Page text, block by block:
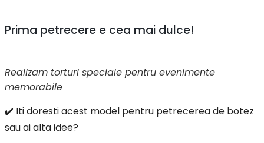
Prima petrecere e cea mai dulce!
Realizam torturi speciale pentru evenimente
memorabile
✔️ Iti doresti acest model pentru petrecerea de botez
sau ai alta idee?